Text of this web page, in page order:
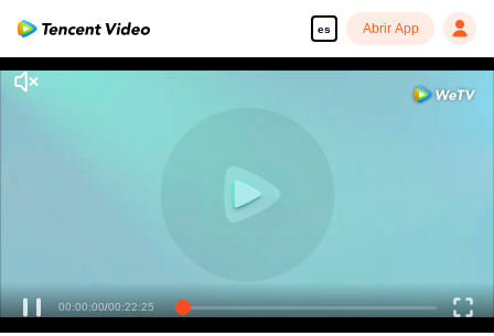
es Abrir App
00:00:00/00:22:25